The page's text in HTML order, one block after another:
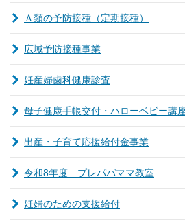
Ａ類の予防接種（定期接種）
広域予防接種事業
妊産婦歯科健康診査
母子健康手帳交付・ハローベビー講
出産・子育て応援給付金事業
令和8年度 プレパパママ教室
妊婦のための支援給付